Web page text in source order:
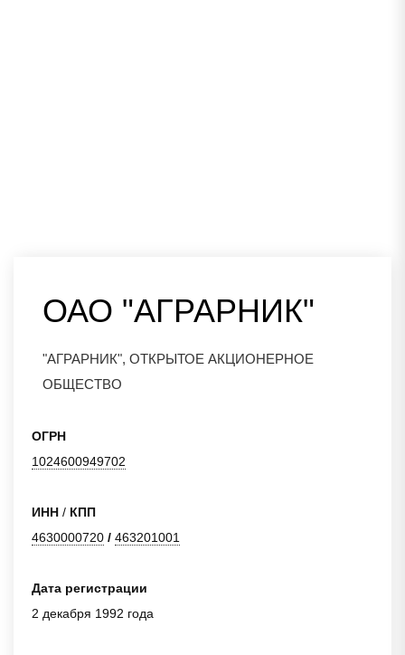
ОАО "АГРАРНИК"
"АГРАРНИК", ОТКРЫТОЕ АКЦИОНЕРНОЕ
ОБЩЕСТВО
ОГРН
1024600949702
ИНН / КПП
4630000720 / 463201001
Дата регистрации
2 декабря 1992 года